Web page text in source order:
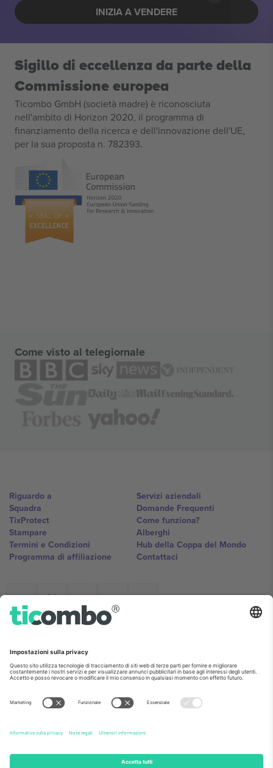
INIZIA A VENDERE
Sigillo di eccellenza da parte della
Commissione europea
Ticombo GmbH (società madre) è riconosciuta
nell'ambito di Horizon 2020, il programma di
finanziamento della ricerca e dell'innovazione dell'UE,
per la sua proposta n. 782393.
Come visto al telegiornale
Riguardo a
Squadra
TixProtect
Stampare
Termini e Condizioni
Programma di affiliazione
Servizi aziendali
Domande Frequenti
Come funziona?
Alberghi
Hub della Coppa del Mondo
Contattaci
Ticombo Italia
Mimi Balkanska 132, 1540, Sofia,
base alla località, all'evento e/o al dominio. Per i dettagli controlla la
pagina specifica dell'evento, l'impronta e i termini.,